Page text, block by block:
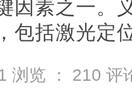
因素之一。
包括激光定
浏览 ： 210 评